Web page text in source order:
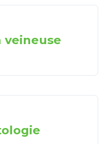
veineuse